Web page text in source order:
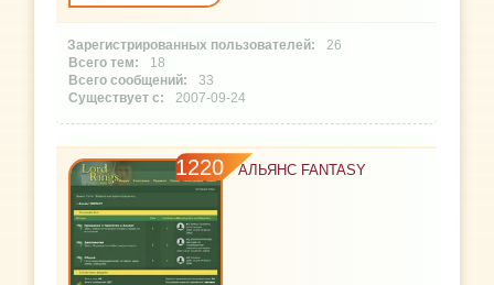
26
18
33
2007-09-24
1220 АЛЬЯНС FANTASY